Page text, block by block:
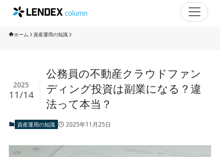
ホーム 資産運用の知識
公務員の不動産クラウドファン
ディング投資は副業になる？違
法って本当？
2025
11/14
資産運用の知識 2025年11月25日